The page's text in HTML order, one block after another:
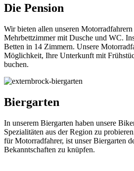
Die Pension
Wir bieten allen unseren
Mehrbettzimmer mit Dusche und WC.
Betten in 14 Zimmern. Unsere
Möglichkeit, Ihre Unterkunft mit
buchen.
Biergarten
In unserem Biergarten haben unsere
Spezialitäten aus der Region zu
für Motorradfahrer, ist unser Biergarten
Bekanntschaften zu knüpfen.